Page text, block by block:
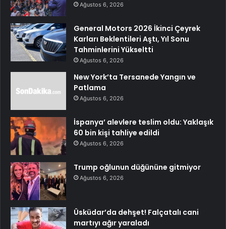
Ağustos 6, 2026
General Motors 2026 İkinci Çeyrek
Karları Beklentileri Aştı, Yıl Sonu
Tahminlerini Yükseltti
Ağustos 6, 2026
New York’ta Tersanede Yangın ve
Patlama
Ağustos 6, 2026
İspanya’ alevlere teslim oldu: Yaklaşık
60 bin kişi tahliye edildi
Ağustos 6, 2026
Trump oğlunun düğününe gitmiyor
Ağustos 6, 2026
Üsküdar’da dehşet! Falçatalı cani
martıyı ağır yaraladı